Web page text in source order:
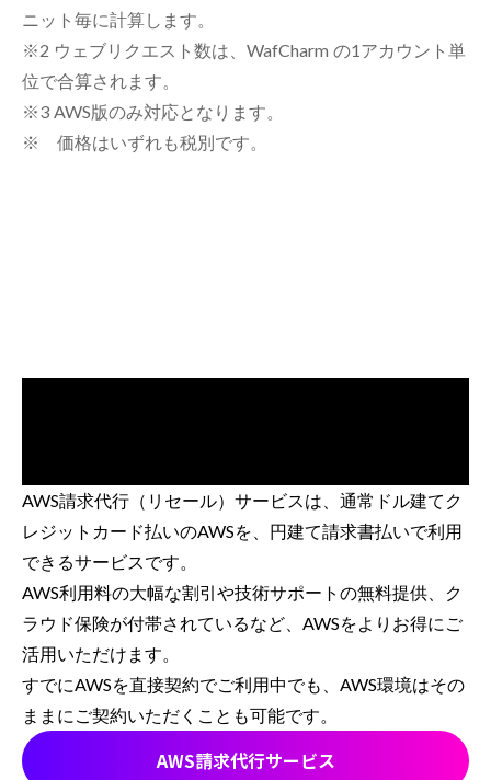
ニット毎に計算します。
※2 ウェブリクエスト数は、WafCharm の1アカウント単
位で合算されます。
※3 AWS版のみ対応となります。
※ 価格はいずれも税別です。
AWS請求代行（リセール）サービスは、通常ドル建てク
レジットカード払いのAWSを、円建て請求書払いで利用
できるサービスです。
AWS利用料の大幅な割引や技術サポートの無料提供、ク
ラウド保険が付帯されているなど、AWSをよりお得にご
活用いただけます。
すでにAWSを直接契約でご利用中でも、AWS環境はその
ままにご契約いただくことも可能です。
AWS請求代行サービス